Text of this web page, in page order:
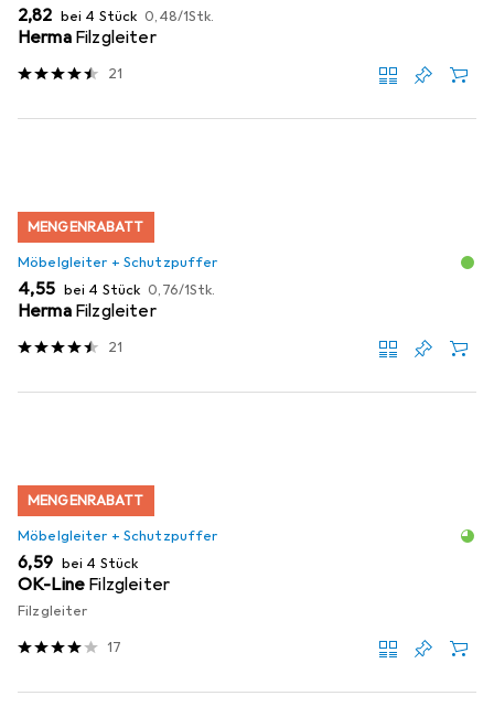
EUR
2,82 bei 4 Stück EUR
0,48/1Stk.
Herma Filzgleiter
21
MENGENRABATT
Möbelgleiter + Schutzpuffer
EUR
4,55 bei 4 Stück EUR
0,76/1Stk.
Herma Filzgleiter
21
MENGENRABATT
Möbelgleiter + Schutzpuffer
EUR
6,59 bei 4 Stück
OK-Line Filzgleiter
Filzgleiter
17